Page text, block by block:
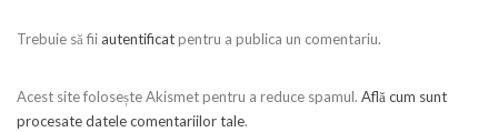
Trebuie să fii autentificatpentru a publica un comentariu.
Acest site folosește Akismet pentru a reduce spamul. Află cum sunt
procesate datele comentariilor tale.